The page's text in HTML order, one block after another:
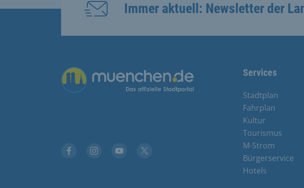
Immer aktuell: Newsletter der
Übergreifende Links Services
Stadtplan
Fahrplan
Kultur
Tourismus
M-Strom
Bürgerservice
Hotels